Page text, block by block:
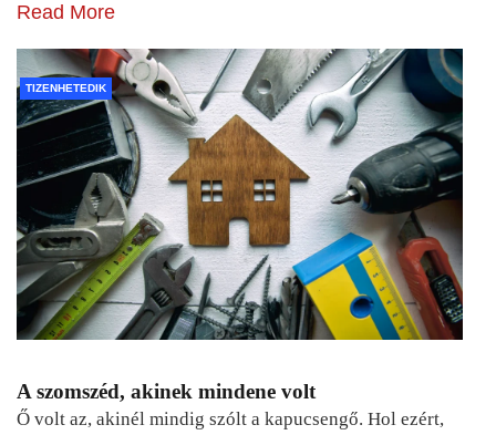
Read More
TIZENHETEDIK
A szomszéd, akinek mindene volt
Ő volt az, akinél mindig szólt a kapucsengő. Hol ezért,